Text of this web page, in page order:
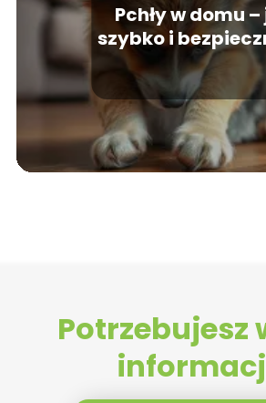
Pchły w domu
szybko i
wytępić?
Potrzebujesz